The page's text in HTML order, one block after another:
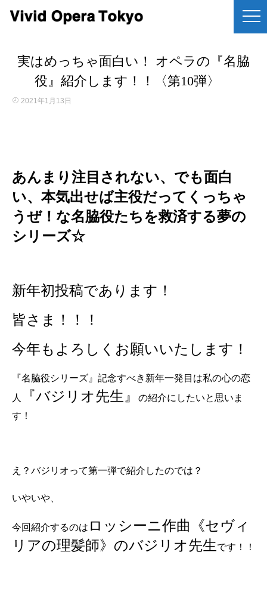
実はめっちゃ面白い！ オペラの『名脇
役』紹介します！！〈第10弾〉
2021年1月13日
あんまり注目されない、でも面白
い、本気出せば主役だってくっちゃ
うぜ！な名脇役たちを救済する夢の
シリーズ☆
新年初投稿であります！
皆さま！！！
今年もよろしくお願いいたします！
『名脇役シリーズ』記念すべき新年一発目は私の心の恋
人
『バジリオ先生』
の紹介にしたいと思いま
す！
え？バジリオって第一弾で紹介したのでは？
いやいや、
今回紹介するのは ロッシーニ作曲《セヴィ
リアの理髪師》のバジリオ先生です！！